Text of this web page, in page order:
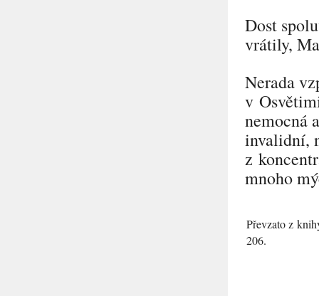
Dost
vrátily,
Nerada
v
nemocná
invalidní,
z
mnoho
Převzato z
206.